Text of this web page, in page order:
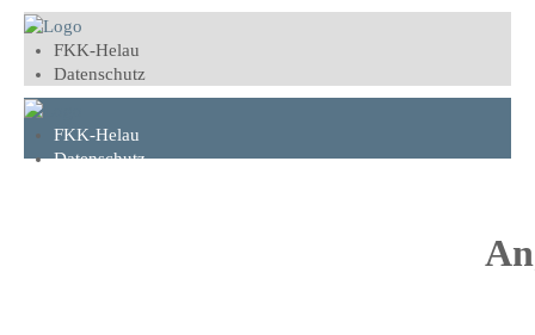
FKK-Helau
Datenschutz
FKK-Helau
Datenschutz